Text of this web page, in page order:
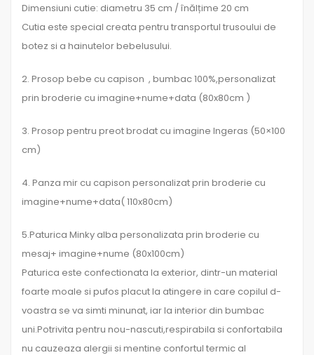
Dimensiuni cutie: diametru 35 cm / înălțime 20 cm
Cutia este special creata pentru transportul trusoului de
botez si a hainutelor bebelusului.
2. Prosop bebe cu capison , bumbac 100%,personalizat
prin broderie cu imagine+nume+data (80x80cm )
3. Prosop pentru preot brodat cu imagine Ingeras (50×100
cm)
4. Panza mir cu capison personalizat prin broderie cu
imagine+nume+data( 110x80cm)
5.Paturica Minky alba personalizata prin broderie cu
mesaj+ imagine+nume (80x100cm)
Paturica este confectionata la exterior, dintr-un material
foarte moale si pufos placut la atingere in care copilul d-
voastra se va simti minunat, iar la interior din bumbac
uni.Potrivita pentru nou-nascuti,respirabila si confortabila
nu cauzeaza alergii si mentine confortul termic al